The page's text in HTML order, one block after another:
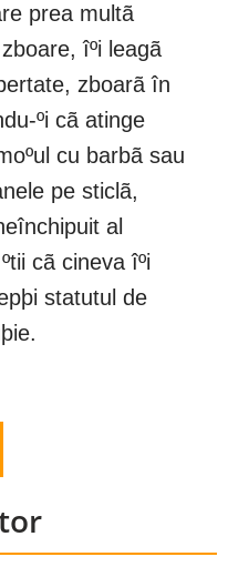
prea multã
îºi leagã
zboarã în
ºi cã atinge
cu barbã sau
pe sticlã,
al
cã cineva îºi
statutul de